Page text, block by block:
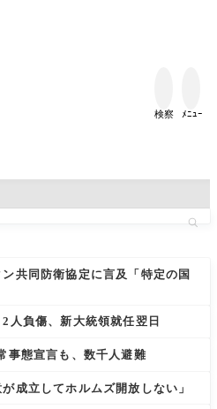
検察 ﾒﾆｭｰ
共同防衛協定に言及「特定の国
人負傷、新大統領就任翌日
事態宣言も、数千人避難
成立してホルムズ開放しない」